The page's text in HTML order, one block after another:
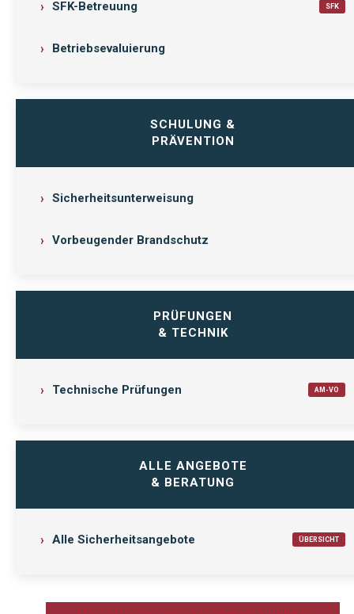
SFK-Betreuung SFK
Betriebsevaluierung
SCHULUNG &
PRÄVENTION
Sicherheitsunterweisung
Vorbeugender Brandschutz
PRÜFUNGEN
& TECHNIK
Technische Prüfungen AM-VO
ALLE ANGEBOTE
& BERATUNG
Alle Sicherheitsangebote ÜBERSICHT